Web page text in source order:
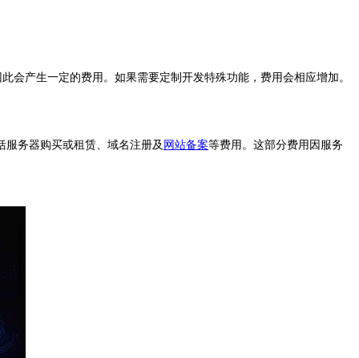
产生一定的费用。如果需要定制开发特殊功能，费用会相应增加。
务器购买或租赁、域名注册及 网站备案等费用。这部分费用因服务